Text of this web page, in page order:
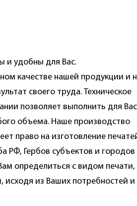
и удобны для Вас.
качестве нашей продукции и
своего труда. Техническое
позволяет выполнить для Вас
объема. Наше производство
право на изготовление
РФ, Гербов субъектов и
определиться с видом печати,
исходя из Ваших потребностей и